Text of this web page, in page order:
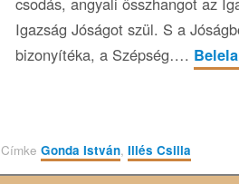
Igazság Jóságot szül. S a
bizonyítéka, a Szépség….
Címke Gonda István, Illés Csilla